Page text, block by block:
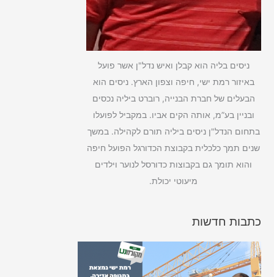
ניסים בליה הוא קבלן ואיש נדל"ן אשר פועל
באיזור רמת ישי, חיפה וצפון הארץ. ניסים הוא
הבעלים של חברת הבנייה, רוברט ביליה נכסים
ובניין בע”מ, אותה הקים אביו. במקביל לפועלו
בתחום הנדל"ן ניסים ביליה תורם לקהילה. במשך
שנים תמך כלכלית בקבוצת הכדורגל הפועל חיפה
והוא תומך גם בקבוצות כדורסל לנוער וילדים
מיעוטי יכולת.
כתבות חדשות